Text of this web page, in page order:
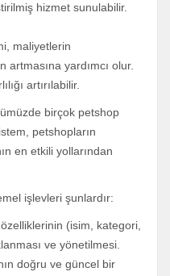
hizmet sunulabilir.
maliyetlerin
artmasına yardımcı olur.
artırılabilir.
birçok petshop
petshopların
en etkili yollarından
işlevleri şunlardır:
(isim, kategori,
ve yönetilmesi.
doğru ve güncel bir